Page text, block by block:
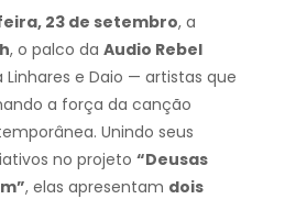
23 de setembro, a
, o palco da Audio Rebel
Linhares e Daio — artistas que
a força da canção
Unindo seus
no projeto “Deusas
, elas apresentam dois